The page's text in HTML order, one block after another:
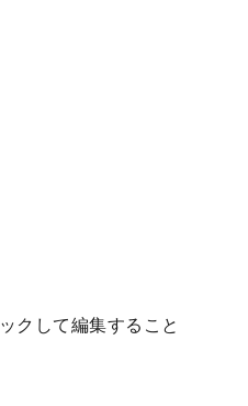
クして編集すること